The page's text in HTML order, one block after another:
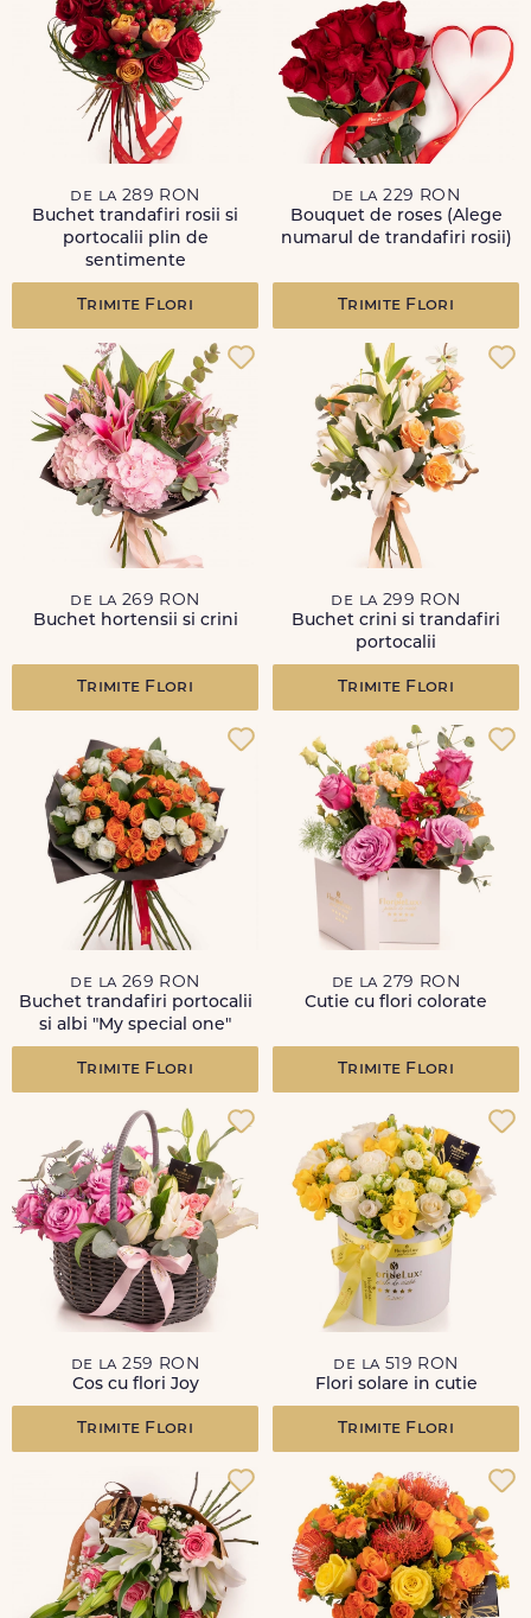
de la 289 RON
Buchet trandafiri rosii si
portocalii plin de
sentimente
Trimite Flori
de la 229 RON
Bouquet de roses (Alege
numarul de trandafiri rosii)
Trimite Flori
de la 269 RON
Buchet hortensii si crini
Trimite Flori
de la 299 RON
Buchet crini si trandafiri
portocalii
Trimite Flori
de la 269 RON
Buchet trandafiri portocalii
si albi "My special one"
Trimite Flori
de la 279 RON
Cutie cu flori colorate
Trimite Flori
de la 259 RON
Cos cu flori Joy
Trimite Flori
de la 519 RON
Flori solare in cutie
Trimite Flori